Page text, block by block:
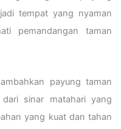
tempat yang nyaman
pemandangan taman
payung taman
sinar matahari yang
yang kuat dan tahan